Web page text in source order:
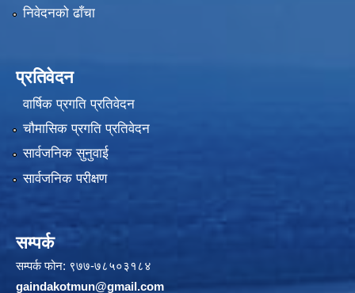
निवेदनको ढाँचा
प्रतिवेदन
वार्षिक प्रगति प्रतिवेदन
चौमासिक प्रगति प्रतिवेदन
सार्वजनिक सुनुवाई
सार्वजनिक परीक्षण
सम्पर्क
सम्पर्क फोन: ९७७-७८५०३१८४
gaindakotmun@gmail.com